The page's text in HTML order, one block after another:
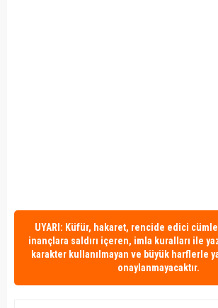
UYARI: Küfür, hakaret, rencide edici
inançlara saldırı içeren, imla kuralları ile
karakter kullanılmayan ve büyük harflerle
onaylanmayacaktır.